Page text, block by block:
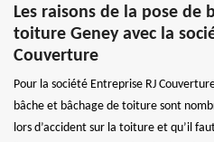
Les raisons de la pose de
toiture Geney avec la
Couverture
Pour la société Entreprise RJ
bâche et bâchage de toiture sont
lors d’accident sur la toiture et qu’il